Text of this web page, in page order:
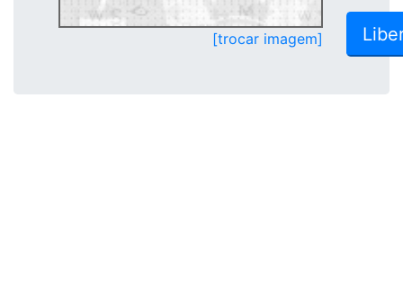
[trocar imagem]